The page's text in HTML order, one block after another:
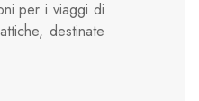
per i viaggi di
destinate